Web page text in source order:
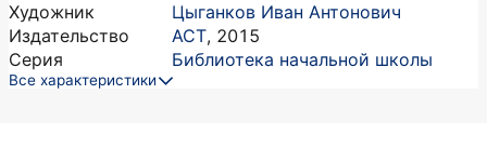
Художник
Цыганков Иван Антонович
Издательство
АСТ, 2015
Серия
Библиотека начальной школы
Все характеристики